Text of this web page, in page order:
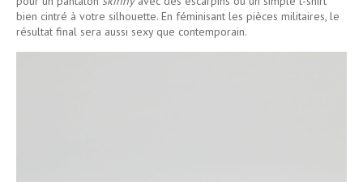
bien cintré à votre silhouette. En féminisant les pièces militaires, le
résultat final sera aussi sexy que contemporain.